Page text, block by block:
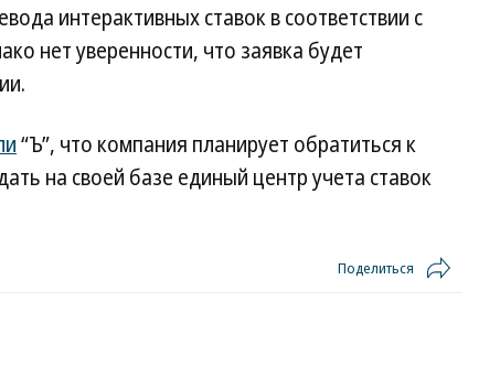
интерактивных ставок в соответствии с
нет уверенности, что заявка будет
“Ъ”, что компания планирует обратиться к
на своей базе единый центр учета ставок
Поделиться